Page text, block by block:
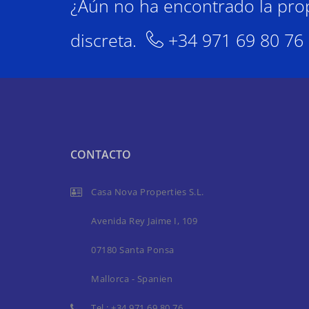
¿Aún no ha encontrado la
discreta.
+34 971 69 80 76
CONTACTO
Casa Nova Properties S.L.
Avenida Rey Jaime I, 109
07180 Santa Ponsa
Mallorca - Spanien